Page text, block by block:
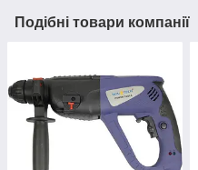
Подібні товари компанії